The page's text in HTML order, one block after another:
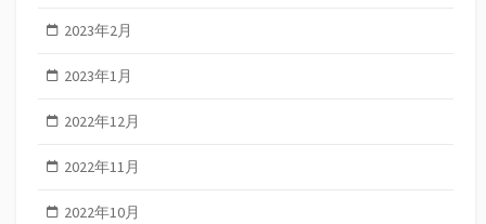
2023年2月
2023年1月
2022年12月
2022年11月
2022年10月